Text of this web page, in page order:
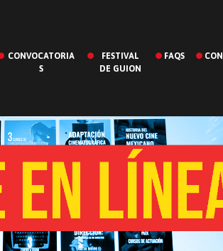
CONVOCATORIA
S
FESTIVAL
DE GUION
FAQS